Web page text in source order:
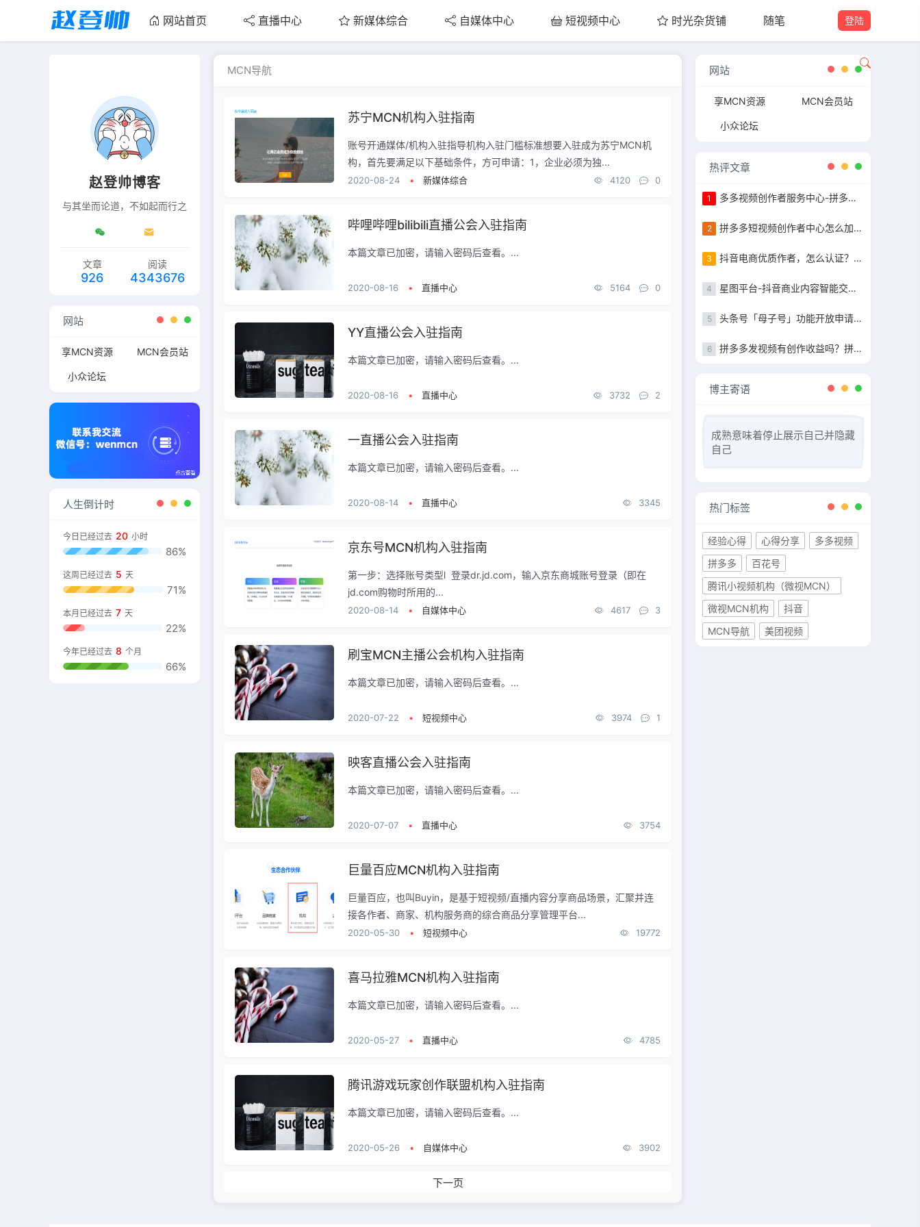
网站首页 直播中心 新媒体综合 自媒体中心 短视频中心 时光杂货铺 随笔 登陆
赵登帅博客
与其坐而论道，不如起而行之
文章
926
阅读
4343676
网站
享MCN资源 MCN会员站
小众论坛
人生倒计时
今日已经过去 20 小时
86%
这周已经过去 5 天
71%
本月已经过去 7 天
22%
今年已经过去 8 个月
66%
MCN导航
苏宁MCN机构入驻指南
账号开通媒体/机构入驻指导机构入驻门槛标准想要入驻成为苏宁MCN机
构，首先要满足以下基础条件，方可申请：1，企业必须为独...
2020-08-24 • 新媒体综合 4120 0
哔哩哔哩bilibili直播公会入驻指南
本篇文章已加密，请输入密码后查看。...
2020-08-16 • 直播中心 5164 0
YY直播公会入驻指南
本篇文章已加密，请输入密码后查看。...
2020-08-16 • 直播中心 3732 2
一直播公会入驻指南
本篇文章已加密，请输入密码后查看。...
2020-08-14 • 直播中心 3345
京东号MCN机构入驻指南
第一步：选择账号类型l 登录dr.jd.com，输入京东商城账号登录（即在
jd.com购物时所用的...
2020-08-14 • 自媒体中心 4617 3
刷宝MCN主播公会机构入驻指南
本篇文章已加密，请输入密码后查看。...
2020-07-22 • 短视频中心 3974 1
映客直播公会入驻指南
本篇文章已加密，请输入密码后查看。...
2020-07-07 • 直播中心 3754
巨量百应MCN机构入驻指南
巨量百应，也叫Buyin，是基于短视频/直播内容分享商品场景，汇聚并连
接各作者、商家、机构服务商的综合商品分享管理平台...
2020-05-30 • 短视频中心 19772
喜马拉雅MCN机构入驻指南
本篇文章已加密，请输入密码后查看。...
2020-05-27 • 直播中心 4785
腾讯游戏玩家创作联盟机构入驻指南
本篇文章已加密，请输入密码后查看。...
2020-05-26 • 自媒体中心 3902
下一页
网站
享MCN资源 MCN会员站
小众论坛
热评文章
1 多多视频创作者服务中心-拼多多作者等级认证
2 拼多多短视频创作者中心怎么加入，粉丝10万以上完成任务获得现金补贴
3 抖音电商优质作者，怎么认证？认证步骤指南
4 星图平台-抖音商业内容智能交易&管理平台入驻指南
5 头条号「母子号」功能开放申请+母子号统一提现功能说明
6 拼多多发视频有创作收益吗？拼多多发视频收益详解
博主寄语
成熟意味着停止展示自己并隐藏
自己
热门标签
经验心得 心得分享
多多视频
拼多多
百花号
腾讯小视频机构（微视MCN）
微视MCN机构
抖音
MCN导航
美团视频